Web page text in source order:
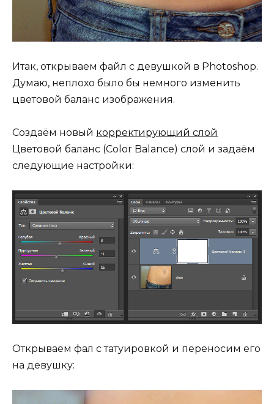
Итак, открываем файл с девушкой в Photoshop.
Думаю, неплохо было бы немного изменить
цветовой баланс изображения.
Создаём новый корректирующий слой
Цветовой баланс (Color Balance) слой и задаём
следующие настройки:
Открываем фал с татуировкой и переносим его
на девушку: